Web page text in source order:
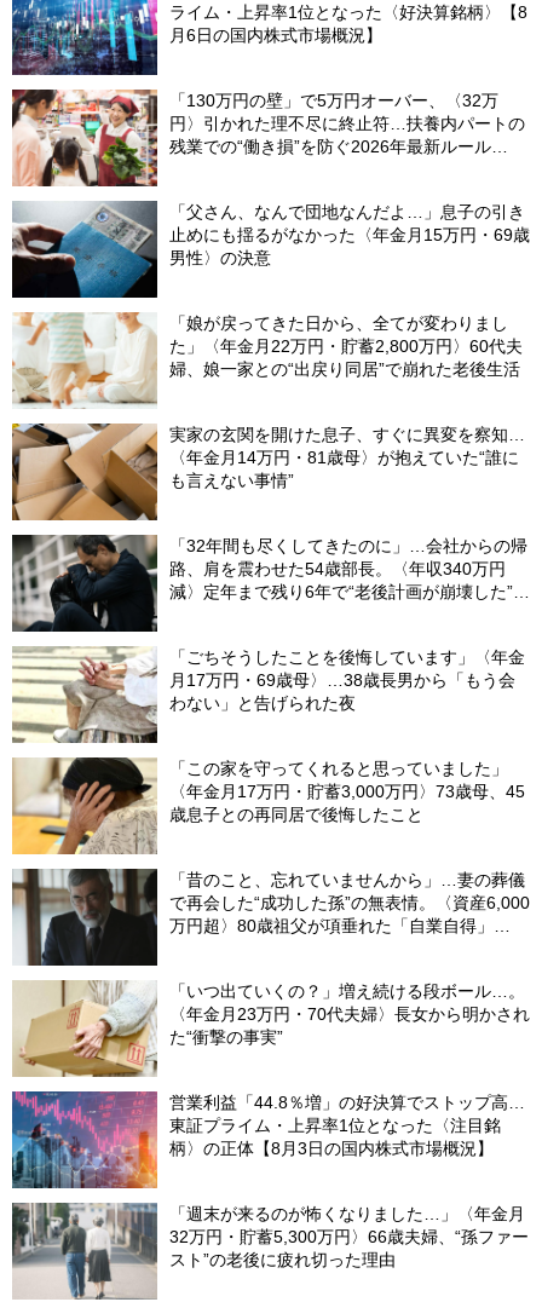
ライム・上昇率1位となった〈好決算銘柄〉【8
月6日の国内株式市場概況】
「130万円の壁」で5万円オーバー、〈32万
円〉引かれた理不尽に終止符…扶養内パートの
残業での“働き損”を防ぐ2026年最新ルール
「父さん、なんで団地なんだよ…」息子の引き
止めにも揺るがなかった〈年金月15万円・69歳
男性〉の決意
「娘が戻ってきた日から、全てが変わりまし
た」〈年金月22万円・貯蓄2,800万円〉60代夫
婦、娘一家との“出戻り同居”で崩れた老後生活
実家の玄関を開けた息子、すぐに異変を察知…
〈年金月14万円・81歳母〉が抱えていた“誰に
も言えない事情”
「32年間も尽くしてきたのに」…会社からの帰
路、肩を震わせた54歳部長。〈年収340万円
減〉定年まで残り6年で“老後計画が崩壊した”ワ
「ごちそうしたことを後悔しています」〈年金
月17万円・69歳母〉…38歳長男から「もう会
わない」と告げられた夜
「この家を守ってくれると思っていました」
〈年金月17万円・貯蓄3,000万円〉73歳母、45
歳息子との再同居で後悔したこと
「昔のこと、忘れていませんから」…妻の葬儀
で再会した“成功した孫”の無表情。〈資産6,000
万円超〉80歳祖父が項垂れた「自業自得」
「いつ出ていくの？」増え続ける段ボール…。
〈年金月23万円・70代夫婦〉長女から明かされ
た“衝撃の事実”
営業利益「44.8％増」の好決算でストップ高…
東証プライム・上昇率1位となった〈注目銘
柄〉の正体【8月3日の国内株式市場概況】
「週末が来るのが怖くなりました…」〈年金月
32万円・貯蓄5,300万円〉66歳夫婦、“孫ファー
スト”の老後に疲れ切った理由